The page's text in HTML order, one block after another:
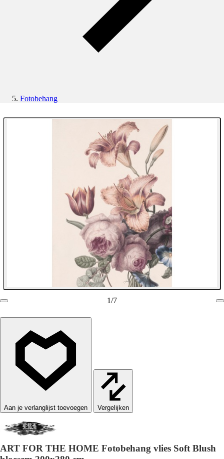
Fotobehang
1/7
Vergelijken
ART FOR THE HOME Fotobehang vlies Soft Blush